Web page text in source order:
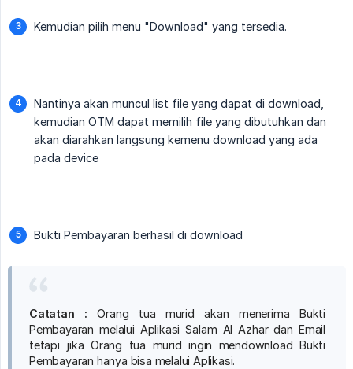
Kemudian pilih menu "Download" yang tersedia.
Nantinya akan muncul list file yang dapat di download,
kemudian OTM dapat memilih file yang dibutuhkan dan
akan diarahkan langsung kemenu download yang ada
pada device
Bukti Pembayaran berhasil di download
Catatan : Orang tua murid akan menerima Bukti
Pembayaran melalui Aplikasi Salam Al Azhar dan Email
tetapi jika Orang tua murid ingin mendownload Bukti
Pembayaran hanya bisa melalui Aplikasi.